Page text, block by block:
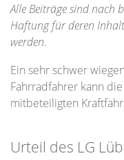
Ein sehr schwer
Fahrradfahrer kann
mitbeteiligten
Urteil des LG
Alle Beiträge sind nach
Haftung für deren
werden.